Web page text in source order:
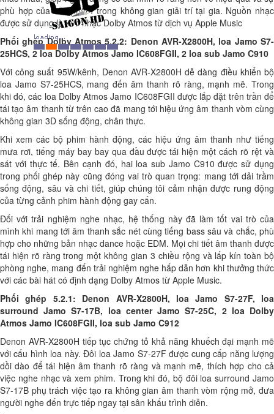
phù hợp của sản phẩm trong không gian giải trí tại gia. Nguồn nhạc
được sử dụng là kho nhạc Dolby Atmos từ dịch vụ Apple Music
Phối ghép Dolby Atmos 5.2.2: Denon AVR-X2800H, loa Jamo S7-
25HCS, 2 loa Dolby Atmos Jamo IC608FGII, 2 loa sub Jamo C910
Với công suất 95W/kênh, Denon AVR-X2800H dễ dàng điều khiển bộ
loa Jamo S7-25HCS, mang đến âm thanh rõ ràng, mạnh mẽ. Trong
khi đó, các loa Dolby Atmos Jamo IC608FGII được lắp đặt trên trần để
tái tạo âm thanh từ trên cao đã mang tới hiệu ứng âm thanh vòm cùng
không gian 3D sống động, chân thực.
Khi xem các bộ phim hành động, các hiệu ứng âm thanh như tiếng
mưa rơi, tiếng máy bay bay qua đầu được tái hiện một cách rõ rệt và
sát với thực tế. Bên cạnh đó, hai loa sub Jamo C910 được sử dụng
trong phối ghép này cũng đóng vai trò quan trọng: mang tới dải trầm
sống động, sâu và chi tiết, giúp chúng tôi cảm nhận được rung động
của từng cảnh phim hành động gay cấn.
Đối với trải nghiệm nghe nhạc, hệ thống này đã làm tốt vai trò của
mình khi mang tới âm thanh sắc nét cùng tiếng bass sâu và chắc, phù
hợp cho những bản nhạc dance hoặc EDM. Mọi chi tiết âm thanh được
tái hiện rõ ràng trong một không gian 3 chiều rộng và lấp kín toàn bộ
phòng nghe, mang đến trải nghiệm nghe hấp dẫn hơn khi thưởng thức
với các bài hát có định dạng Dolby Atmos từ Apple Music.
Phối ghép 5.2.1: Denon AVR-X2800H, loa Jamo S7-27F, loa
surround Jamo S7-17B, loa center Jamo S7-25C, 2 loa Dolby
Atmos Jamo IC608FGII, loa sub Jamo C912
Denon AVR-X2800H tiếp tục chứng tỏ khả năng khuếch đại mạnh mẽ
với cấu hình loa này. Đôi loa Jamo S7-27F được cung cấp năng lượng
dồi dào để tái hiện âm thanh rõ ràng và mạnh mẽ, thích hợp cho cả
việc nghe nhạc và xem phim. Trong khi đó, bộ đôi loa surround Jamo
S7-17B phụ trách việc tạo ra không gian âm thanh vòm rộng mở, đưa
người nghe đến trực tiếp ngay tại sân khấu trình diễn.